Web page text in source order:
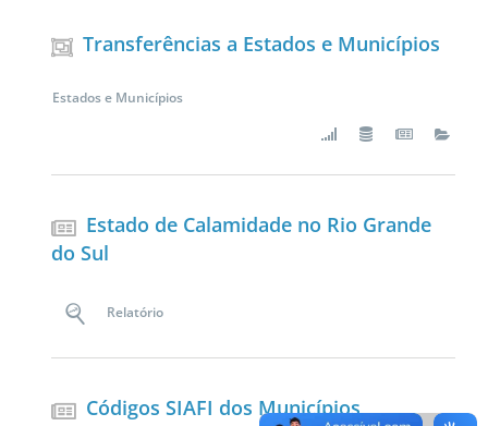
Transferências a Estados e Municípios
Estados e Municípios
Estado de Calamidade no Rio Grande
do Sul
Relatório
Códigos SIAFI dos Municípios